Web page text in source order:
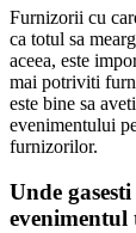
Furnizorii cu
ca totul sa
aceea, este
mai potriviti
este bine sa
evenimentului
furnizorilor.
Unde
evenimentul